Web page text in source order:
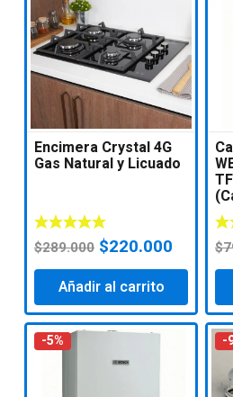
Encimera Crystal 4G
Gas Natural y Licuado
$289.000 El
precio
original
era:
$289.000.
$220.000
precio
es:
Añadir al carrito
$
-5% -